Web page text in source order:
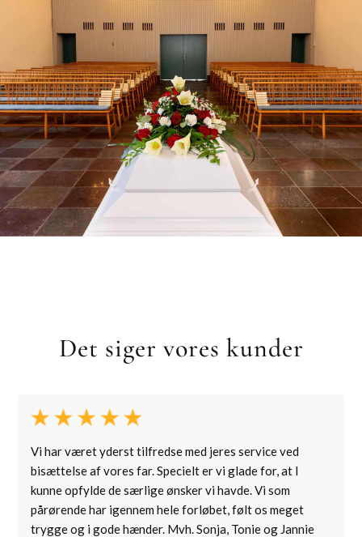
Det siger vores kunder
Vi har været yderst tilfredse med jeres service ved
bisættelse af vores far. Specielt er vi glade for, at I
kunne opfylde de særlige ønsker vi havde. Vi som
pårørende har igennem hele forløbet, følt os meget
trygge og i gode hænder. Mvh. Sonja, Tonie og Jannie